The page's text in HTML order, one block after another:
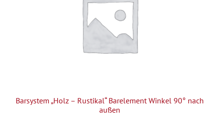
Barsystem „Holz – Rustikal“ Barelement Winkel 90° nach
außen